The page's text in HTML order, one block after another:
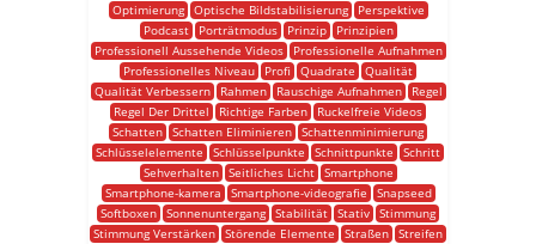
Optimierung
Optische Bildstabilisierung
Perspektive
Podcast
Porträtmodus Prinzip
Prinzipien
Professionell Aussehende Videos
Professionelle Aufnahmen
Professionelles Niveau
Profi Quadrate
Qualität
Qualität Verbessern
Rahmen Rauschige Aufnahmen
Regel
Regel Der Drittel
Richtige Farben
Ruckelfreie Videos
Schatten Schatten Eliminieren Schattenminimierung
Schlüsselelemente
Schlüsselpunkte Schnittpunkte
Schritt
Sehverhalten
Seitliches Licht
Smartphone
Smartphone-kamera
Smartphone-videografie
Snapseed
Softboxen Sonnenuntergang Stabilität Stativ Stimmung
Stimmung Verstärken Störende Elemente Straßen Streifen